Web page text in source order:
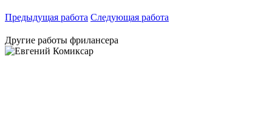
Предыдущая работа Следующая работа
Другие работы фрилансера